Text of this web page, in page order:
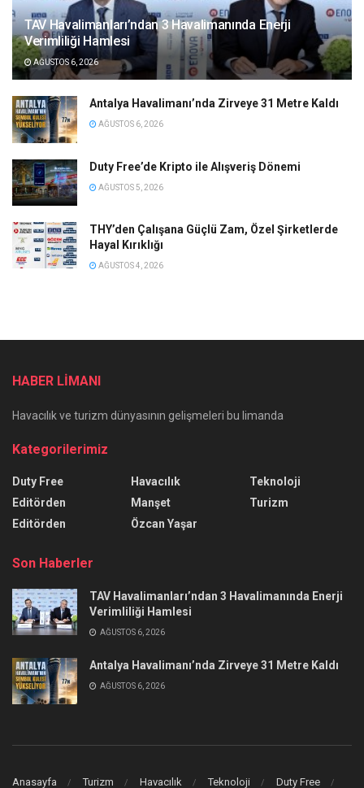
TAV Havalimanları’ndan 3 Havalimanında Enerji
Verimliliği Hamlesi
AĞUSTOS 6, 2026
Antalya Havalimanı’nda Zirveye 31 Metre Kaldı
AĞUSTOS 6, 2026
Duty Free’de Kripto ile Alışveriş Dönemi
AĞUSTOS 5, 2026
THY’den Çalışana Güçlü Zam, Özel Şirketlerde
Hayal Kırıklığı
AĞUSTOS 4, 2026
HABER LİMANI
Havacılık ve turizm dünyasının gelişmeleri bu limanda
Kategorilerimiz
Duty Free
Editörden
Editörden
Havacılık
Manşet
Özcan Yaşar
Teknoloji
Turizm
Son Haberler
TAV Havalimanları’ndan 3 Havalimanında Enerji
Verimliliği Hamlesi
AĞUSTOS 6, 2026
Antalya Havalimanı’nda Zirveye 31 Metre Kaldı
AĞUSTOS 6, 2026
Anasayfa Turizm Havacılık Teknoloji Duty Free